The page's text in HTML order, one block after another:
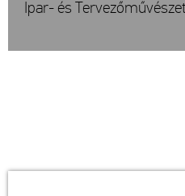
Ipar- és